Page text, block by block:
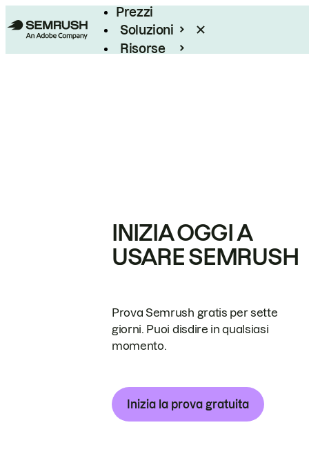
Prezzi
Soluzioni
Risorse
INIZIA OGGI A
USARE SEMRUSH
Prova Semrush gratis per sette
giorni. Puoi disdire in qualsiasi
momento.
Inizia la prova gratuita